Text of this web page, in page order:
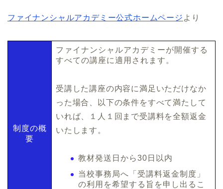
ファイナンシャルアカデミー公式ホームページ より
制度の概
要
ファイナンシャルアカデミーが開催する
すべての講座に適用されます。
受講した講座の内容に満足いただけなか
った場合、以下の条件をすべて満たして
いれば、１人１回まで受講料を全額返金
いたします。
教材発送日から30日以内
当校事務局へ「受講料返金制度」
の利用を希望する旨を申し出るこ